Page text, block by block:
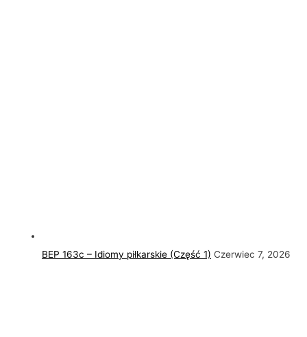
BEP 163c – Idiomy piłkarskie (Część 1) Czerwiec 7, 2026